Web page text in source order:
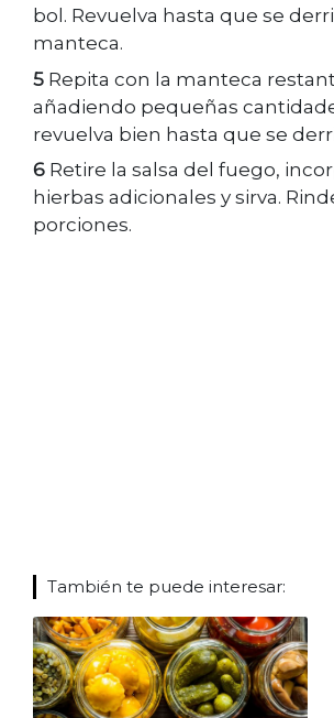
bol. Revuelva hasta que se
manteca.
5 Repita con la manteca
añadiendo pequeñas
revuelva bien hasta que se
6 Retire la salsa del fuego,
hierbas adicionales y sirva.
porciones.
También te puede interesar: